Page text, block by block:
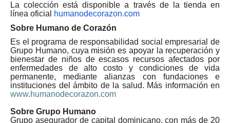
La colección está disponible a través de la tienda en
línea oficial
humanodecorazon.com
Sobre Humano de Corazón
Es el programa de responsabilidad social empresarial de
Grupo Humano, cuya misión es apoyar la recuperación y
bienestar de niños de escasos recursos afectados por
enfermedades de alto costo y condiciones de vida
permanente, mediante alianzas con fundaciones e
instituciones del ámbito de la salud. Más información en
www.humanodecorazon.com
Sobre Grupo Humano
Grupo asegurador de capital dominicano, con más de 20